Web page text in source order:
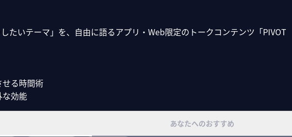
たいテーマ」を、自由に語るアプリ・Web限定のトークコンテンツ「PIVOT
効能
あなたへのおすすめ